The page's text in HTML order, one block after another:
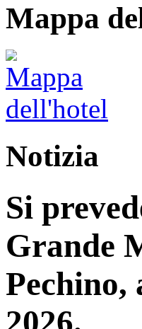
Mappa
Notizia
Si
Grande